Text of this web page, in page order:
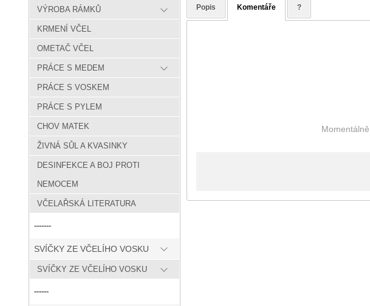
VÝROBA RÁMKŮ
KRMENÍ VČEL
OMETAČ VČEL
PRÁCE S MEDEM
PRÁCE S VOSKEM
PRÁCE S PYLEM
CHOV MATEK
ŽIVNÁ SŮL A KVASINKY
DESINFEKCE A BOJ PROTI
NEMOCEM
VČELAŘSKÁ LITERATURA
-------
SVÍČKY ZE VČELÍHO VOSKU
SVÍČKY ZE VČELÍHO VOSKU
------
Popis Komentáře ?